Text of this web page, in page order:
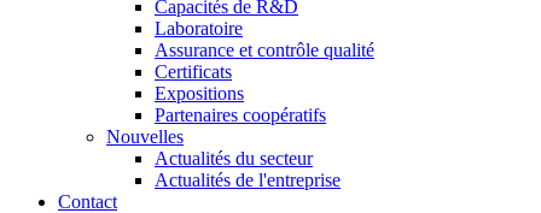
Capacités de R&D
Laboratoire
Assurance et contrôle qualité
Certificats
Expositions
Partenaires coopératifs
Nouvelles
Actualités du secteur
Actualités de l'entreprise
Contact